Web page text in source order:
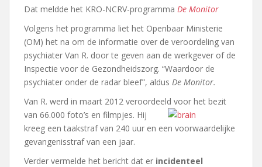
Dat meldde het KRO-NCRV-programma De Monitor
Volgens het programma liet het Openbaar Ministerie
(OM) het na om de informatie over de veroordeling van
psychiater Van R. door te geven aan de werkgever of de
Inspectie voor de Gezondheidszorg. “Waardoor de
psychiater onder de radar bleef”, aldus De Monitor.
Van R. werd in maart 2012 veroordeeld voor het bezit
van 66.000 foto’s en filmpjes. Hij
kreeg een taakstraf van 240 uur en een voorwaardelijke
gevangenisstraf van een jaar.
Verder vermelde het bericht dat er incidenteel